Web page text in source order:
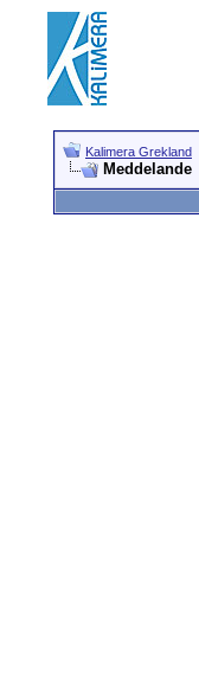
Kalimera Grekland
Meddelande